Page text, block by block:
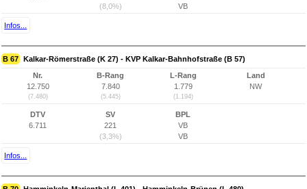
(8,0%)
VB
Infos...
B 67 Kalkar-Römerstraße (K 27) - KVP Kalkar-Bahnhofstraße (B 57)
Nr.
12.750
(7.480)
B-Rang
7.840
(5.445)
L-Rang
1.779
(1.194)
Land
NW
DTV
6.711
SV
221
(3,3%)
BPL
VB
VB
Infos...